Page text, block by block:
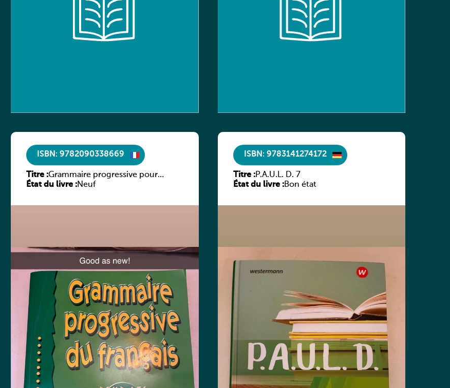
ISBN: 9782090338669
Titre :Grammaire progressive pour
adolescents – Niveau débutant
État du livre :Neuf
ISBN: 9783141274172
Titre :P.A.U.L. D. 7
État du livre :Bon état